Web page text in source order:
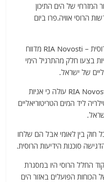
המזרחי של הים התיכון
הרוסי אוויה.פרו ביום
כשהוא מצטט את סוכנות הידיעות הרוסית – RIA Novosti מדווח
בצעו חלק מהתרגיל הימי
של ישראל.
ממידע שהגיע מהסוכנות הרוסית – RIA Novosti עולה כי אניות
ליד המים הטריטוריאליים
חוק בין לאומי אבל הם שלחו
סוכנות הידיעות הרוסית.
החלל הרוסי היו במסגרת
הכוחות הפועלים באזור הים